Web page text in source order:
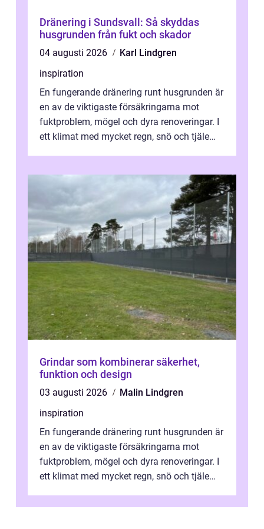
Dränering i Sundsvall: Så skyddas
husgrunden från fukt och skador
04 augusti 2026
Karl Lindgren
inspiration
En fungerande dränering runt husgrunden är
en av de viktigaste försäkringarna mot
fuktproblem, mögel och dyra renoveringar. I
ett klimat med mycket regn, snö och tjäle
Grindar som kombinerar säkerhet,
funktion och design
03 augusti 2026
Malin Lindgren
inspiration
En fungerande dränering runt husgrunden är
en av de viktigaste försäkringarna mot
fuktproblem, mögel och dyra renoveringar. I
ett klimat med mycket regn, snö och tjäle